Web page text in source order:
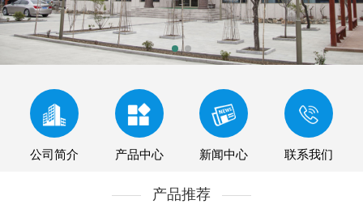
公司简介 产品中心 新闻中心 联系我们
产品推荐